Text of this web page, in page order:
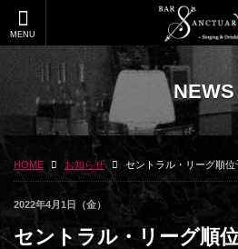
MENU
NEWS
HOME お知らせ セントラル・リーグ順位
2022年4月1日（金）
セントラル・リーグ順